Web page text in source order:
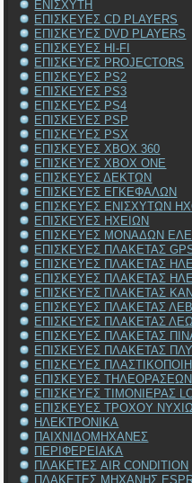
ΕΝΙΣΧΥΤΗ
ΕΠΙΣΚΕΥΕΣ CD PLAYERS
ΕΠΙΣΚΕΥΕΣ DVD PLAYERS
ΕΠΙΣΚΕΥΕΣ HI-FI
ΕΠΙΣΚΕΥΕΣ PROJECTORS
ΕΠΙΣΚΕΥΕΣ PS2
ΕΠΙΣΚΕΥΕΣ PS3
ΕΠΙΣΚΕΥΕΣ PS4
ΕΠΙΣΚΕΥΕΣ PSP
ΕΠΙΣΚΕΥΕΣ PSX
ΕΠΙΣΚΕΥΕΣ XBOX 360
ΕΠΙΣΚΕΥΕΣ XBOX ONE
ΕΠΙΣΚΕΥΕΣ ΔΕΚΤΩΝ
ΕΠΙΣΚΕΥΕΣ ΕΓΚΕΦΑΛΩΝ
ΕΠΙΣΚΕΥΕΣ ΕΝΙΣΧΥΤΩΝ
ΕΠΙΣΚΕΥΕΣ ΗΧΕΙΩΝ
ΕΠΙΣΚΕΥΕΣ ΜΟΝΑΔΩΝ
ΕΠΙΣΚΕΥΕΣ ΠΛΑΚΕΤΑΣ
ΕΠΙΣΚΕΥΕΣ ΠΛΑΚΕΤΑΣ
ΕΠΙΣΚΕΥΕΣ ΠΛΑΚΕΤΑΣ
ΕΠΙΣΚΕΥΕΣ ΠΛΑΚΕΤΑΣ
ΕΠΙΣΚΕΥΕΣ ΠΛΑΚΕΤΑΣ
ΕΠΙΣΚΕΥΕΣ ΠΛΑΚΕΤΑΣ
ΕΠΙΣΚΕΥΕΣ ΠΛΑΚΕΤΑΣ
ΕΠΙΣΚΕΥΕΣ ΠΛΑΚΕΤΑΣ
ΕΠΙΣΚΕΥΕΣ
ΕΠΙΣΚΕΥΕΣ ΤΗΛΕΟΡΑΣΕΩΝ
ΕΠΙΣΚΕΥΕΣ ΤΙΜΟΝΙΕΡΑΣ
ΕΠΙΣΚΕΥΕΣ ΤΡΟΧΟΥ
ΗΛΕΚΤΡΟΝΙΚΑ
ΠΑΙΧΝΙΔΟΜΗΧΑΝΕΣ
ΠΕΡΙΦΕΡΕΙΑΚΑ
ΠΛΑΚΕΤΕΣ AIR CONDITION
ΠΛΑΚΕΤΕΣ ΜΗΧΑΝΗΣ